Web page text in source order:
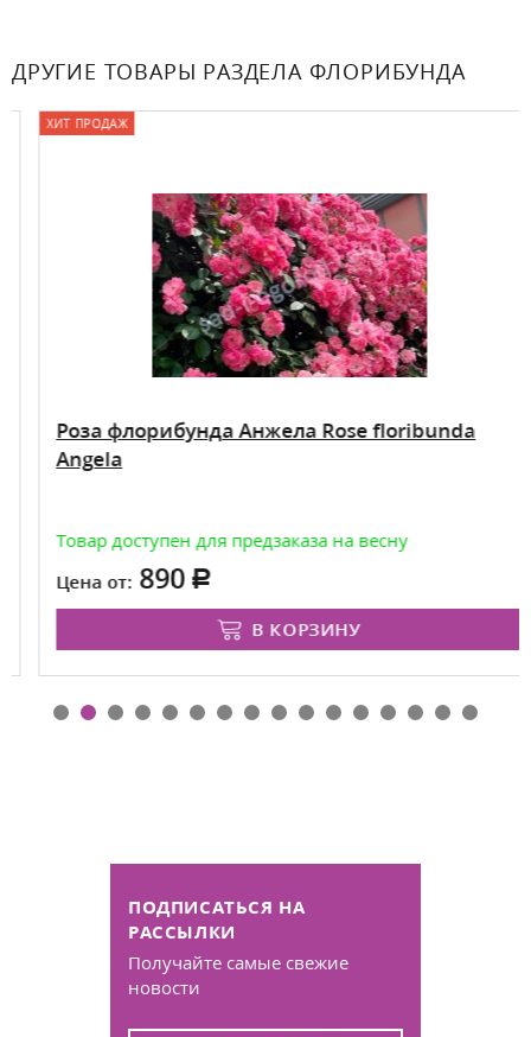
ДРУГИЕ ТОВАРЫ РАЗДЕЛА ФЛОРИБУНДА
ХИТ ПРОДАЖ
Роза флорибунда Анжела Rose floribunda
Angela
Товар доступен для предзаказа на весну
Цена от: 890
В КОРЗИНУ
ПОДПИСАТЬСЯ НА
РАССЫЛКИ
Получайте самые свежие
новости